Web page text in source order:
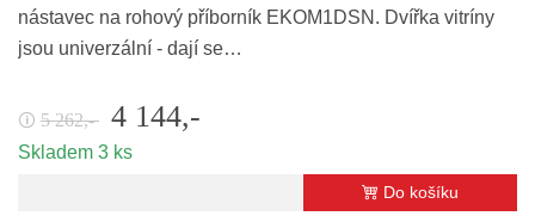
nástavec na rohový příborník EKOM1DSN. Dvířka vitríny
jsou univerzální - dají se…
🛈 5 262,- 4 144,-
Skladem 3 ks
Do košíku